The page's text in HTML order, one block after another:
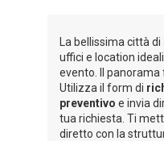
La bellissima città di
uffici e location
evento. Il panorama
Utilizza il form di
preventivo e invia
tua richiesta. Ti
diretto con la